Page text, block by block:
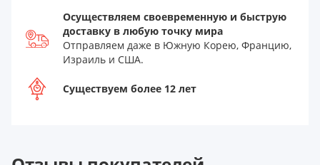
Осуществляем своевременную и быструю
доставку в любую точку мира
Отправляем даже в Южную Корею, Францию,
Израиль и США.
Существуем более 12 лет